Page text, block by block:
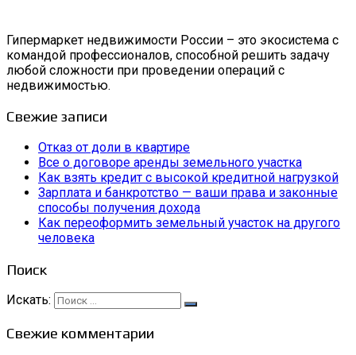
Гипермаркет недвижимости России – это экосистема с
командой профессионалов, способной решить задачу
любой сложности при проведении операций с
недвижимостью.
Свежие записи
Отказ от доли в квартире
Все о договоре аренды земельного участка
Как взять кредит с высокой кредитной нагрузкой
Зарплата и банкротство — ваши права и законные
способы получения дохода
Как переоформить земельный участок на другого
человека
Поиск
Искать:
Свежие комментарии